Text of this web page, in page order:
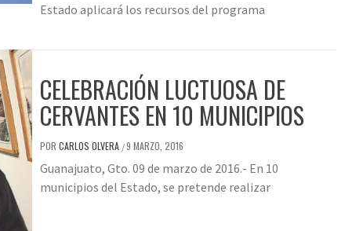
Estado aplicará los recursos del programa
CELEBRACIÓN LUCTUOSA DE
CERVANTES EN 10 MUNICIPIOS
POR CARLOS OLVERA /9 MARZO, 2016
Guanajuato, Gto. 09 de marzo de 2016.- En 10
municipios del Estado, se pretende realizar